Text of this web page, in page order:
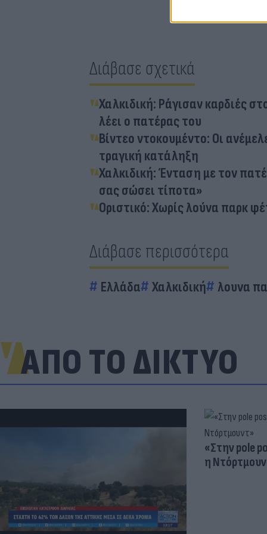
Διάβασε σχετικά
Χαλκιδική: Ράγισαν καρδιές
λέει ο πατέρας του
Βίντεο ντοκουμέντο: Οι
τραγική κατάληξη
Χαλκιδική: Ένταση με τον
σας σώσει τίποτα»
Οριστικό: Χωρίς λούνα παρκ
Διάβασε περισσότερα
Ελλάδα Χαλκιδική λουνα
ΑΠΟ ΤΟ ΔΙΚΤΥΟ
«Στην pole
η